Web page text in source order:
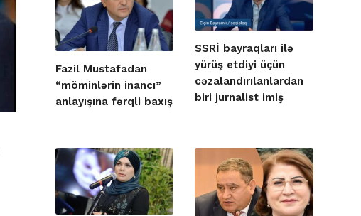
Fazil Mustafadan
“möminlərin inancı”
anlayışına fərqli baxış
SSRİ bayraqları ilə
yürüş etdiyi üçün
cəzalandırılanlardan
biri jurnalist imiş